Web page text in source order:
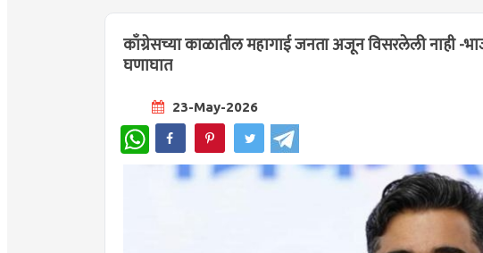
काँग्रेसच्या काळातील महागाई जनता अजून विसरलेली नाही -
घणाघात
23-May-2026
WhatsApp